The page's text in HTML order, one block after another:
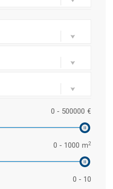
€
0 - 500000
m2
0 - 1000
0 - 10